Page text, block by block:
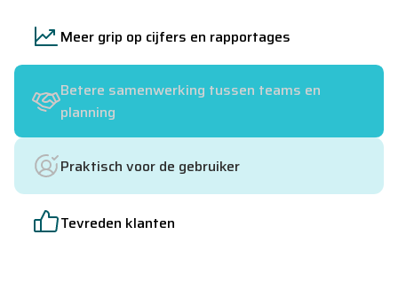
Meer grip op cijfers en rapportages
Betere samenwerking tussen teams en
planning
Praktisch voor de gebruiker
Tevreden klanten